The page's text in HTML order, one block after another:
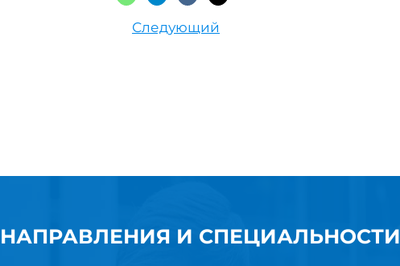
Следующий
НАПРАВЛЕНИЯ И СПЕЦИАЛЬНОСТИ